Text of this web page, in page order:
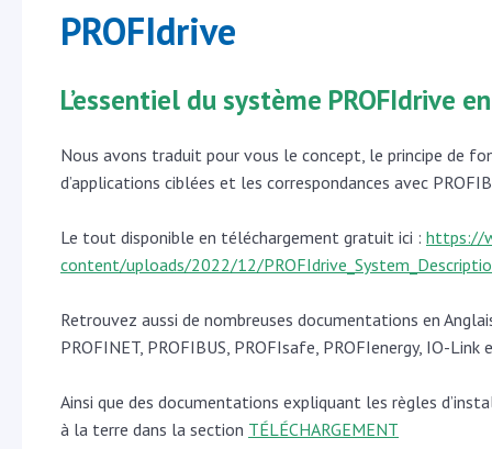
PROFIdrive
L’essentiel du système PROFIdrive
Nous avons traduit pour vous le concept, le principe de
d’applications ciblées et les correspondances avec
Le tout disponible en téléchargement gratuit ici : https://
content/uploads/2022/12/
Retrouvez aussi de nombreuses documentations en
PROFINET, PROFIBUS, PROFIsafe, PROFIenergy, IO-
Ainsi que des documentations expliquant les règles
à la terre dans la section TÉLÉCHARGEMENT